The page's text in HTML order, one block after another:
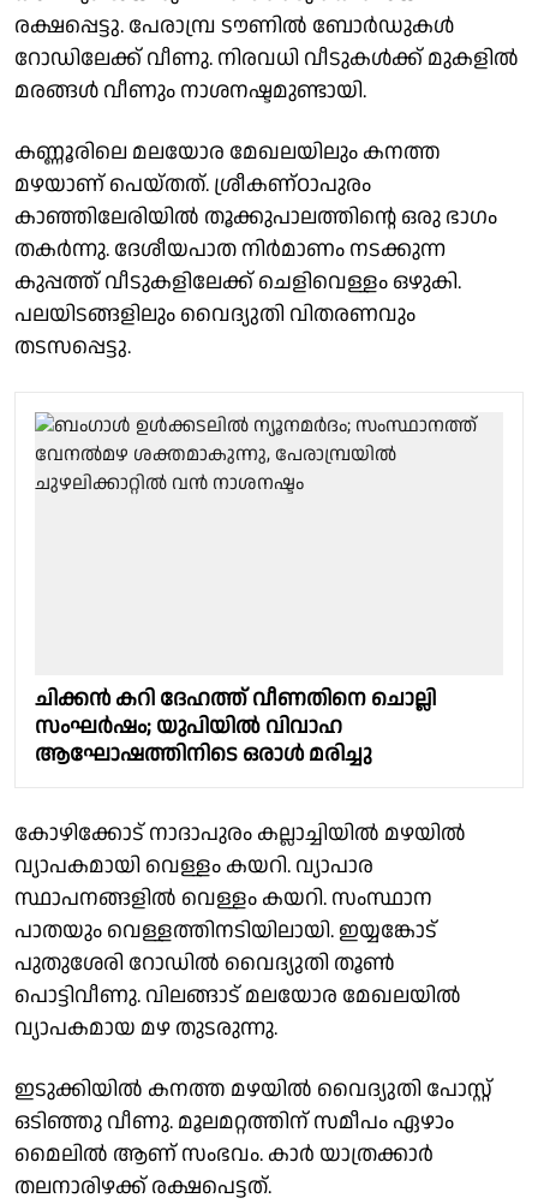
രക്ഷപ്പെട്ടു. പേരാമ്പ്ര ടൗണിൽ ബോർഡുകൾ
റോഡിലേക്ക് വീണു. നിരവധി വീടുകൾക്ക് മുകളിൽ
മരങ്ങൾ വീണും നാശനഷ്ടമുണ്ടായി.
കണ്ണൂരിലെ മലയോര മേഖലയിലും കനത്ത
മഴയാണ് പെയ്തത്. ശ്രീകണ്ഠാപുരം
കാഞ്ഞിലേരിയിൽ തൂക്കുപാലത്തിൻ്റെ ഒരു ഭാഗം
തകർന്നു. ദേശീയപാത നിർമാണം നടക്കുന്ന
കുപ്പത്ത് വീടുകളിലേക്ക് ചെളിവെള്ളം ഒഴുകി.
പലയിടങ്ങളിലും വൈദ്യുതി വിതരണവും
തടസപ്പെട്ടു.
ചിക്കൻ കറി ദേഹത്ത് വീണതിനെ ചൊല്ലി
സംഘർഷം; യുപിയിൽ വിവാഹ
ആഘോഷത്തിനിടെ ഒരാൾ മരിച്ചു
കോഴിക്കോട് നാദാപുരം കല്ലാച്ചിയിൽ മഴയിൽ
വ്യാപകമായി വെള്ളം കയറി. വ്യാപാര
സ്ഥാപനങ്ങളിൽ വെള്ളം കയറി. സംസ്ഥാന
പാതയും വെള്ളത്തിനടിയിലായി. ഇയ്യങ്കോട്
പുതുശേരി റോഡിൽ വൈദ്യുതി തൂൺ
പൊട്ടിവീണു. വിലങ്ങാട് മലയോര മേഖലയിൽ
വ്യാപകമായ മഴ തുടരുന്നു.
ഇടുക്കിയിൽ കനത്ത മഴയിൽ വൈദ്യുതി പോസ്റ്റ്‌
ഒടിഞ്ഞു വീണു. മൂലമറ്റത്തിന് സമീപം ഏഴാം
മൈലിൽ ആണ് സംഭവം. കാർ യാത്രക്കാർ
തലനാരിഴക്ക് രക്ഷപെട്ടത്.